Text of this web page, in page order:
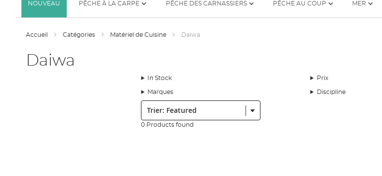
NOUVEAU PÊCHE À LA CARPE PÊCHE DES CARNASSIERS PÊCHE AU COUP MER
Accueil Catégories Matériel de Cuisine Daiwa
Daiwa
In Stock Prix
Marques Discipline
Trier:
0 Products found